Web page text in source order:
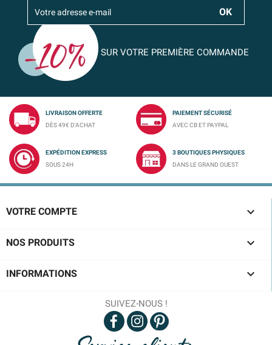
SUR VOTRE PREMIÈRE COMMANDE
LIVRAISON OFFERTE
DÈS 49€ D'ACHAT
PAIEMENT SÉCURISÉ
AVEC CB ET PAYPAL
EXPÉDITION EXPRESS
SOUS 24H
3 BOUTIQUES PHYSIQUES
DANS LE GRAND OUEST
VOTRE COMPTE 
NOS PRODUITS 
INFORMATIONS 
SUIVEZ-NOUS !